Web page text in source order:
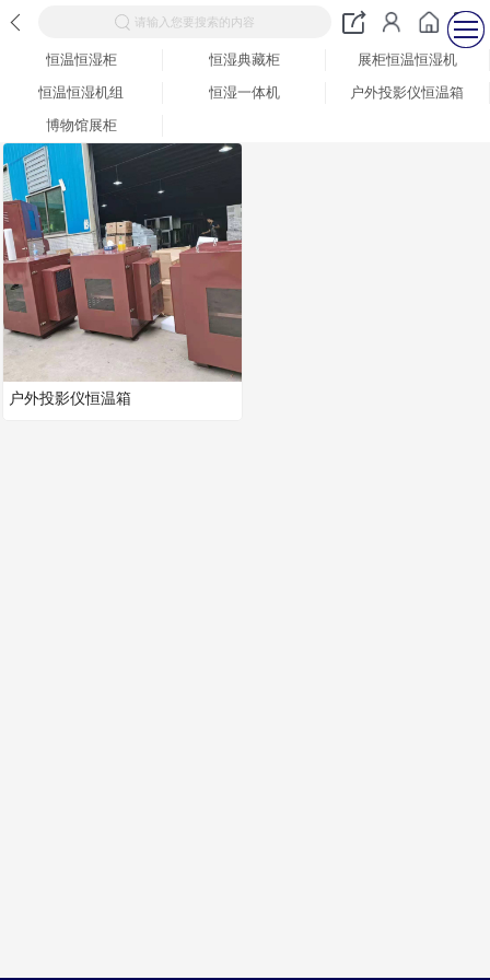
请输入您要搜索的内容
恒温恒湿柜 恒湿典藏柜
展柜恒温恒湿机
恒温恒湿机组
恒湿一体机
户外投影仪恒温箱
博物馆展柜
户外投影仪恒温箱